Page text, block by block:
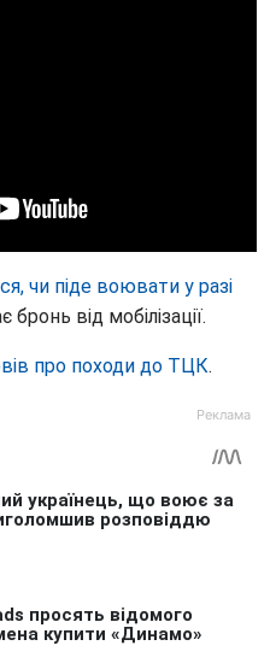
чи піде воювати у разі
бронь від мобілізації.
про походи до ТЦК.